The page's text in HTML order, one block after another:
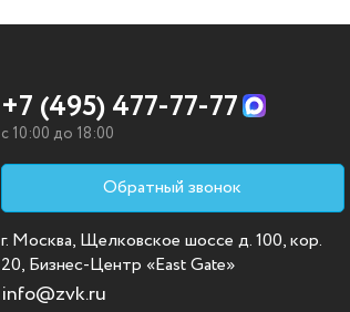
+7 (495) 477-77-77
c 10:00 до 18:00
Обратный звонок
г. Москва, Щелковское шоссе д. 100, кор.
20, Бизнес-Центр «East Gate»
info@zvk.ru